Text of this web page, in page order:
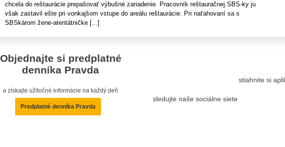
chcela do reštaurácie prepašovať výbušné zariadenie. Pracovník reštauračnej SBS-ky ju
však zastavil ešte pri vonkajšom vstupe do areálu reštaurácie. Pri naťahovaní sa s
SBSkárom žene-atentátničke [...]
Objednajte si predplatné
denníka Pravda
a získajte užitočné informácie na každý deň
Predplatné denníka Pravda
sledujte naše sociálne siete
stiahnite si